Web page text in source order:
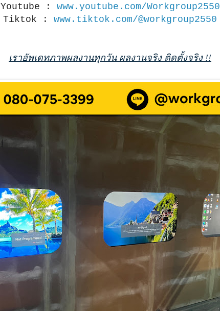
Youtube : www.youtube.com/Workgroup2550
Tiktok : www.tiktok.com/@workgroup2550
เราอัพเดทภาพผลงานทุกวัน ผลงานจริง ติดตั้งจริง !!